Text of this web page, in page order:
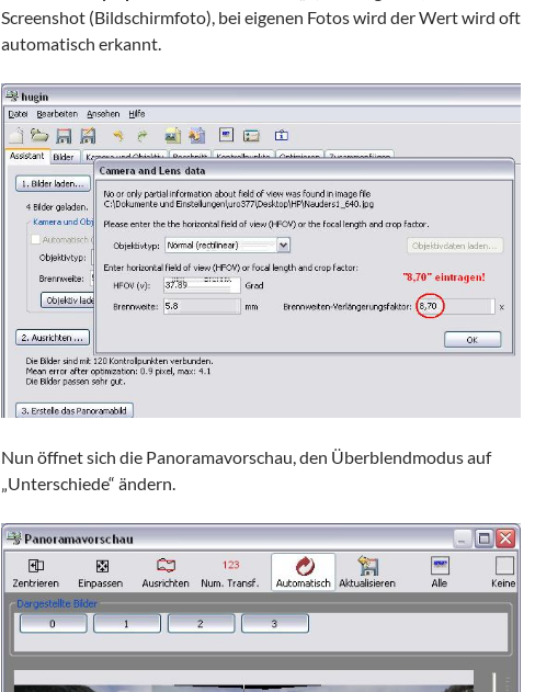
Screenshot (Bildschirmfoto), bei eigenen Fotos wird der Wert wird oft
automatisch erkannt.
Nun öffnet sich die Panoramavorschau, den Überblendmodus auf
„Unterschiede“ ändern.